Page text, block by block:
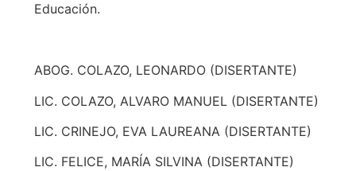
Educación.
ABOG. COLAZO, LEONARDO (DISERTANTE)
LIC. COLAZO, ALVARO MANUEL (DISERTANTE)
LIC. CRINEJO, EVA LAUREANA (DISERTANTE)
LIC. FELICE, MARÍA SILVINA (DISERTANTE)